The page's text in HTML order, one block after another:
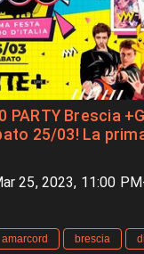
PARTY Brescia
25/03! La
25, 2023, 11:00
amarcord brescia